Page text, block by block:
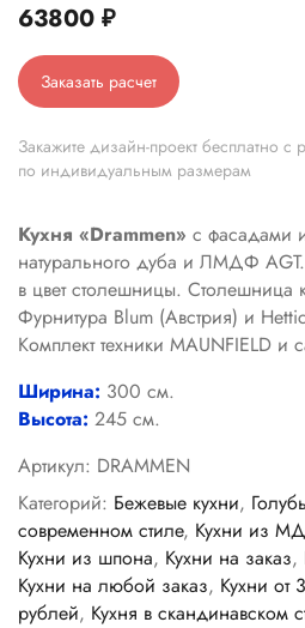
63800 ₽
Заказать расчет
Закажите дизайн-проект бесплатно с
по индивидуальным размерам
Кухня «Drammen» с
натурального дуба и ЛМДФ
в цвет столешницы. Столешница
Фурнитура Blum (Австрия) и
Комплект техники MAUNFIELD и
Ширина: 300 см.
Высота: 245 см.
Артикул: DRAMMEN
Категорий: Бежевые кухни,
современном стиле, Кухни из
Кухни из шпона, Кухни на заказ,
Кухни на любой заказ, Кухни от
рублей, Кухня в скандинавском